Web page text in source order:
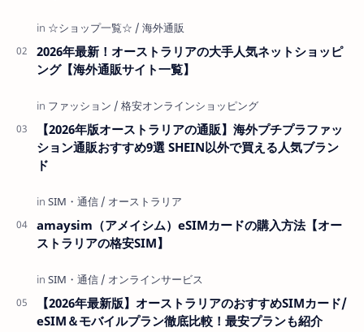
2026年最新！オーストラリアの大手人気ネットショッピ
ング【海外通販サイト一覧】
【2026年版オーストラリアの通販】海外プチプラファッ
ション通販おすすめ9選 SHEIN以外で買える人気ブラン
ド
amaysim（アメイシム）eSIMカードの購入方法【オー
ストラリアの格安SIM】
【2026年最新版】オーストラリアのおすすめSIMカード/
eSIM＆モバイルプラン徹底比較！最安プランも紹介